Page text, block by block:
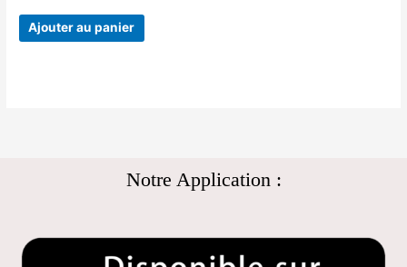
Ajouter au panier
Notre Application :